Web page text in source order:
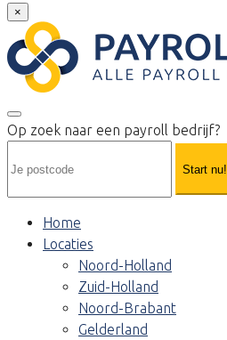
×
Op zoek naar een payroll bedrijf?
Start nu!
Home
Locaties
Noord-Holland
Zuid-Holland
Noord-Brabant
Gelderland